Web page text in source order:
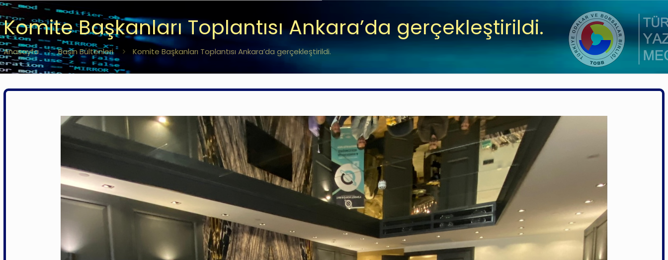
Komite Başkanları Toplantısı Ankara’da gerçekleştirildi.
Anasayfa Basın Bültenleri Komite Başkanları Toplantısı Ankara’da gerçekleştirildi.